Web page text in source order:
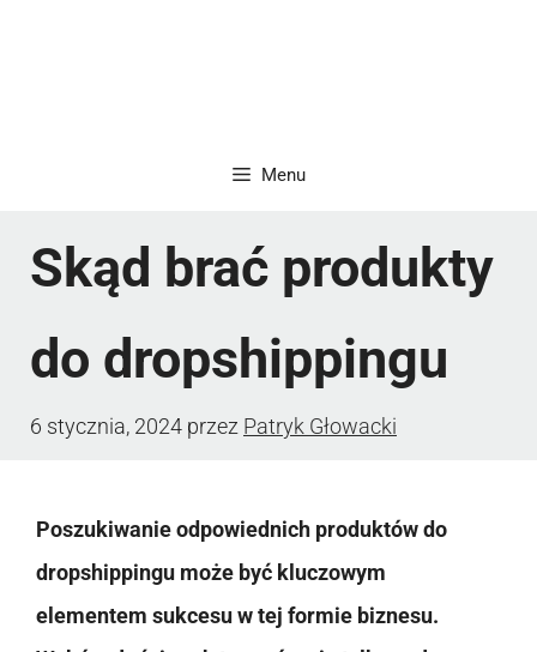
Menu
Skąd brać produkty
do dropshippingu
6 stycznia, 2024 przez Patryk Głowacki
Poszukiwanie odpowiednich produktów do
dropshippingu może być kluczowym
elementem sukcesu w tej formie biznesu.